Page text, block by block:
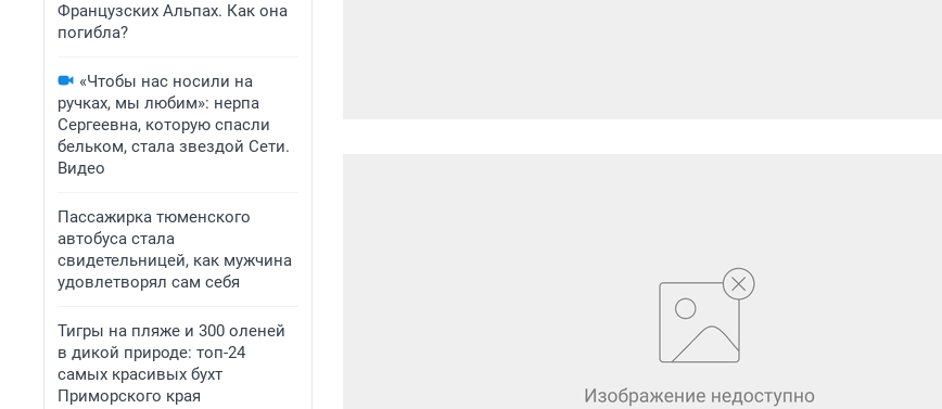
Французских Альпах. Как она
погибла?
«Чтобы нас носили на
ручках, мы любим»: нерпа
Сергеевна, которую спасли
бельком, стала звездой Сети.
Видео
Пассажирка тюменского
автобуса стала
свидетельницей, как мужчина
удовлетворял сам себя
Тигры на пляже и 300 оленей
в дикой природе: топ-24
самых красивых бухт
Приморского края